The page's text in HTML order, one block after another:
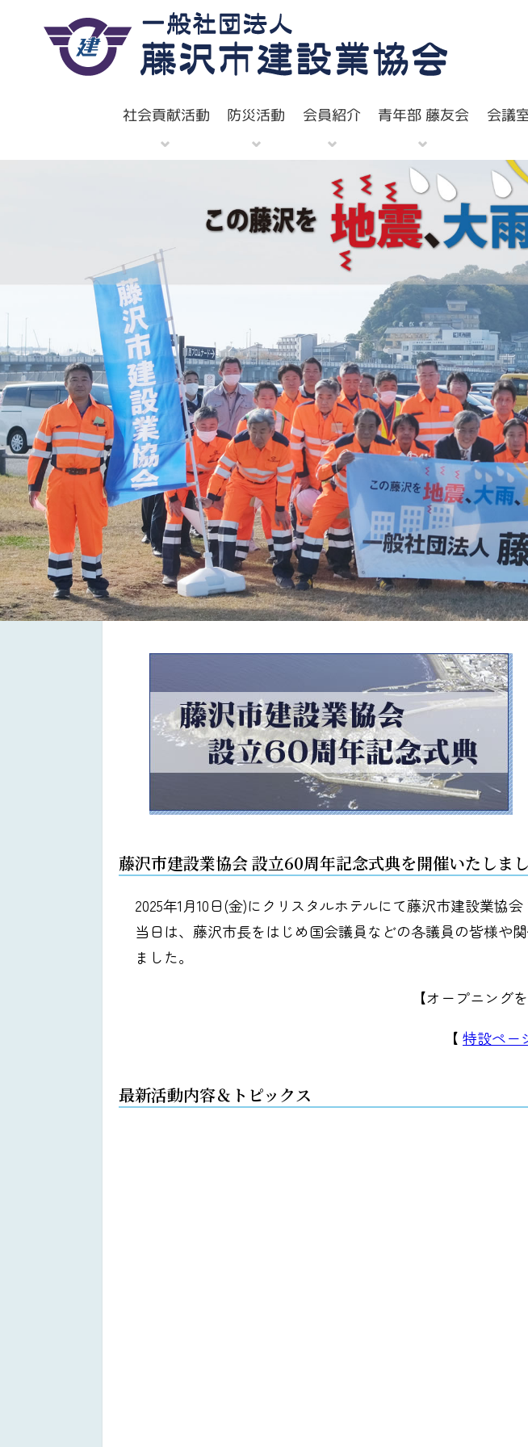
社会貢献活動 防災活動 会員紹介 青年部 藤友会 会議
藤沢市建設業協会 設立60周年記念式典を開催いたしまし
2025年1月10日(金)にクリスタルホテルにて藤沢市建設業協
当日は、藤沢市長をはじめ国会議員などの各議員の皆様や
ました。
【オープニング
【 特設ペー
最新活動内容＆トピックス